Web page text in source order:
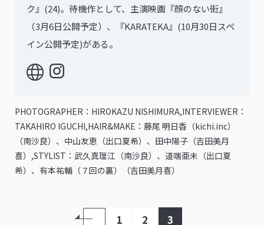
ク』(24)。待機作として、主演映画『顔のない街』
（3月6日公開予定）、『KARATEKA』(10月30日スペ
イン公開予定)がある。
PHOTOGRAPHER：HIROKAZU NISHIMURA,INTERVIEWER：
TAKAHIRO IGUCHI,HAIR&MAKE：藤尾 明日香（kichi.inc）
（南沙良）、中山友恵（出口夏希）、田中陽子（吉田美月
喜）,STYLIST：武久真理江（南沙良）、道端亜未（出口夏
希）、有本祐輔（７回の裏）（吉田美月喜）
1 2 3